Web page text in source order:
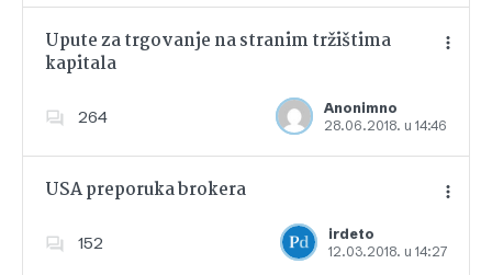
Upute za trgovanje na stranim tržištima
kapitala
264
Anonimno
28.06.2018. u 14:46
Dodajte u favorite
USA preporuka brokera
152
irdeto
12.03.2018. u 14:27
Dodajte u favorite